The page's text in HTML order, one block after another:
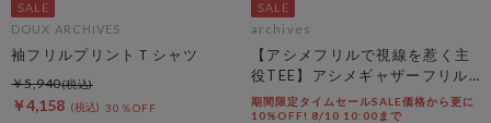
DOUX ARCHIVES
袖フリルプリントＴシャツ
￥4,158 30％OFF
￥5,940
archives
【アシメフリルで視線を惹く主
役TEE】アシメギャザーフリル
ＴＥＥ
期間限定タイムセールSALE価格から更に
10%OFF! 8/10 10:00まで